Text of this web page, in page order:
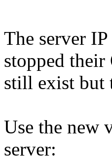
The server
stopped their
still exist but
Use the new
server: